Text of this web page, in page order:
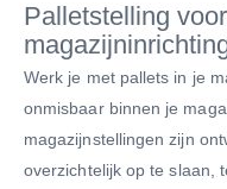
Palletstelling
Werk je met pallets in je
onmisbaar binnen je
magazijnstellingen zijn
overzichtelijk op te slaan,